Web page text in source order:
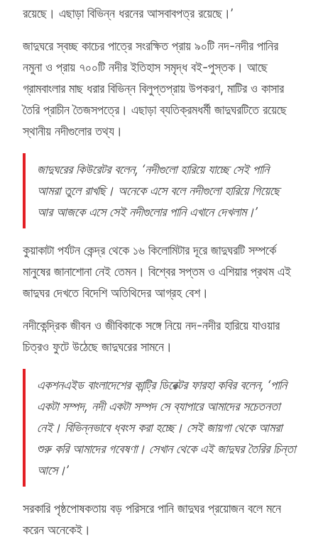
রয়েছে। এছাড়া বিভিন্ন ধরনের আসবাবপত্র রয়েছে।’
জাদুঘরে স্বচ্ছ কাচের পাত্রে সংরক্ষিত প্রায় ৯০টি নদ-নদীর পানির
নমুনা ও প্রায় ৭০০টি নদীর ইতিহাস সমৃদ্ধ বই-পুস্তক। আছে
গ্রামবাংলার মাছ ধরার বিভিন্ন বিলুপ্তপ্রায় উপকরণ, মাটির ও কাসার
তৈরি প্রাচীন তৈজসপত্রে। এছাড়া ব্যতিক্রমধর্মী জাদুঘরটিতে রয়েছে
স্থানীয় নদীগুলোর তথ্য।
জাদুঘরের কিউরেটর বলেন, ‘নদীগুলো হারিয়ে যাচ্ছে সেই পানি
আমরা তুলে রাখছি। অনেকে এসে বলে নদীগুলো হারিয়ে গিয়েছে
আর আজকে এসে সেই নদীগুলোর পানি এখানে দেখলাম।’
কুয়াকাটা পর্যটন কেন্দ্র থেকে ১৬ কিলোমিটার দূরে জাদুঘরটি সম্পর্কে
মানুষের জানাশোনা নেই তেমন। বিশ্বের সপ্তম ও এশিয়ার প্রথম এই
জাদুঘর দেখতে বিদেশি অতিথিদের আগ্রহ বেশ।
নদীকেন্দ্রিক জীবন ও জীবিকাকে সঙ্গে নিয়ে নদ-নদীর হারিয়ে যাওয়ার
চিত্রও ফুটে উঠেছে জাদুঘরের সামনে।
একশনএইড বাংলাদেশের কান্ট্রি ডিরেক্টর ফারহা কবির বলেন, ‘পানি
একটা সম্পদ, নদী একটা সম্পদ সে ব্যাপারে আমাদের সচেতনতা
নেই। বিভিন্নভাবে ধ্বংস করা হচ্ছে। সেই জায়গা থেকে আমরা
শুরু করি আমাদের গবেষণা। সেখান থেকে এই জাদুঘর তৈরির চিন্তা
আসে।’
সরকারি পৃষ্ঠপোষকতায় বড় পরিসরে পানি জাদুঘর প্রয়োজন বলে মনে
করেন অনেকেই।